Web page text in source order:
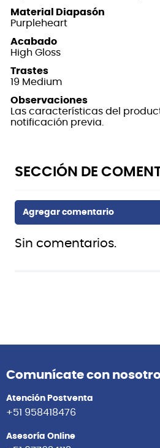
Material Diapasón
Purpleheart
Acabado
High Gloss
Trastes
19 Medium
Observaciones
Las características del
notificación previa.
Sin comentarios.
Comunícate con
Atención Postventa
+51 958418476
Asesoría Online